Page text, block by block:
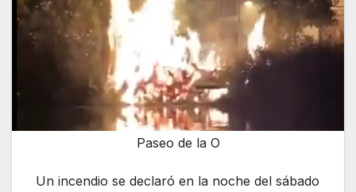
Paseo de la O
Un incendio se declaró en la noche del sábado